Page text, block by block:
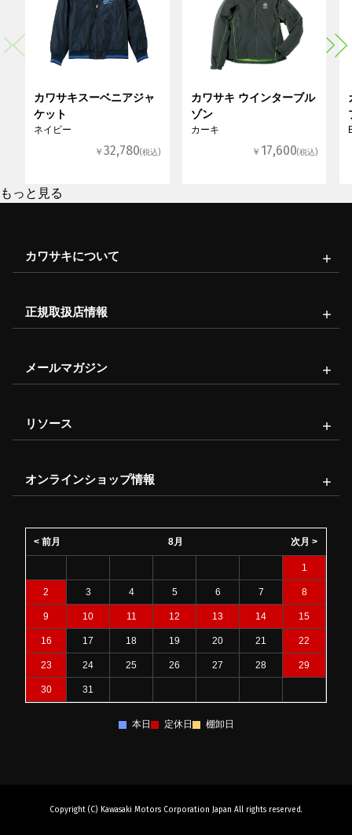
カワサキスーベニアジャ
ケット
ネイビー
￥32,780(税込)
カワサキ ウインターブル
ゾン
カーキ
￥ 17,600(税込)
もっと見る
カワサキについて
正規取扱店情報
メールマガジン
リソース
オンラインショップ情報
8月
< 前月 次月 >
1
2 3 4 5 6 7 8
9 10 11 12 13 14 15
16 17 18 19 20 21 22
23 24 25 26 27 28 29
30 31
本日 定休日 棚卸日
Copyright (C) Kawasaki Motors Corporation Japan All rights reserved.